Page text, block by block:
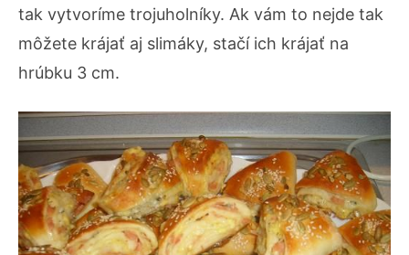
tak vytvoríme trojuholníky. Ak vám to nejde tak
môžete krájať aj slimáky, stačí ich krájať na
hrúbku 3 cm.